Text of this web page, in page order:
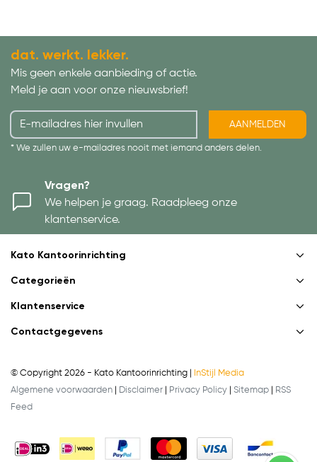
dat. werkt. lekker.
Mis geen enkele aanbieding of actie.
Meld je aan voor onze nieuwsbrief!
AANMELDEN
* We zullen uw e-mailadres nooit met iemand anders delen.
Vragen?
We helpen je graag. Raadpleeg onze
klantenservice.
Kato Kantoorinrichting
Categorieën
Klantenservice
Contactgegevens
© Copyright 2026 - Kato Kantoorinrichting |
InStijl Media
Algemene voorwaarden
Disclaimer Privacy Policy Sitemap
RSS
Feed